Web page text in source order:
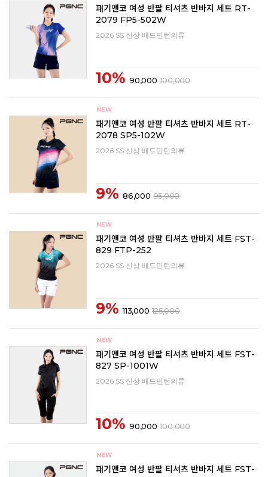
패기앤코 여성 반팔 티셔츠 반바지 세트 RT-
2079 FP5-502W
2026 SS 신상 배드민턴의류
10% 90,000 100,000
패기앤코 여성 반팔 티셔츠 반바지 세트 RT-
2078 SP5-102W
2026 SS 신상 배드민턴의류
9% 86,000 95,000
패기앤코 여성 반팔 티셔츠 반바지 세트 FST-
829 FTP-252
2026 SS 신상 배드민턴의류
9% 113,000 125,000
패기앤코 여성 반팔 티셔츠 반바지 세트 FST-
827 SP-1001W
2026 SS 신상 배드민턴의류
10% 90,000 100,000
패기앤코 여성 반팔 티셔츠 반바지 세트 FST-